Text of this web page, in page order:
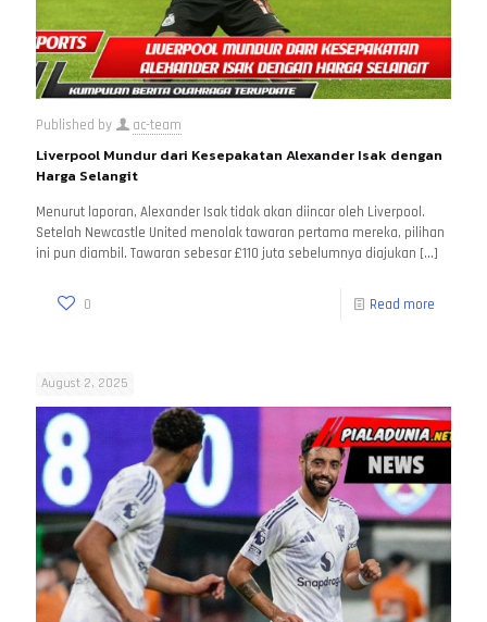
Published by ac-team
Liverpool Mundur dari Kesepakatan Alexander Isak dengan
Harga Selangit
Menurut laporan, Alexander Isak tidak akan diincar oleh Liverpool.
Setelah Newcastle United menolak tawaran pertama mereka, pilihan
ini pun diambil. Tawaran sebesar £110 juta sebelumnya diajukan […]
0 Read more
August 2, 2025